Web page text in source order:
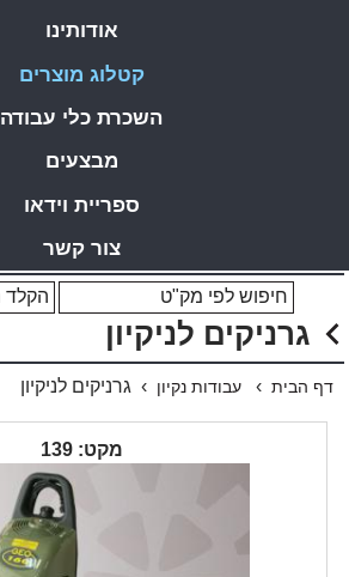
אודותינו
קטלוג מוצרים
השכרת כלי עבודה
מבצעים
ספריית וידאו
צור קשר
גרניקים לניקיון
דף הבית › עבודות נקיון › גרניקים לניקיון
מקט: 139